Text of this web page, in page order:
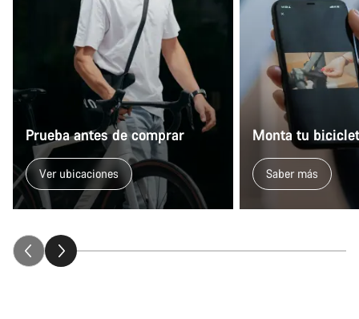
Prueba antes de comprar
Ver ubicaciones
Monta tu
Saber más
¿Necesitas ayuda?
Nuestros expertos estarán encantados de responder a tus
preguntas.
Abrir chat